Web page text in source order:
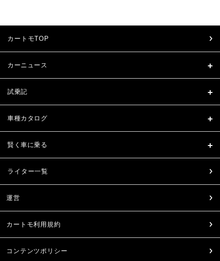
カートモTOP
カーニュース
試乗記
車種カタログ
賢く車に乗る
ライター一覧
運営
カートモ利用規約
コンテンツポリシー